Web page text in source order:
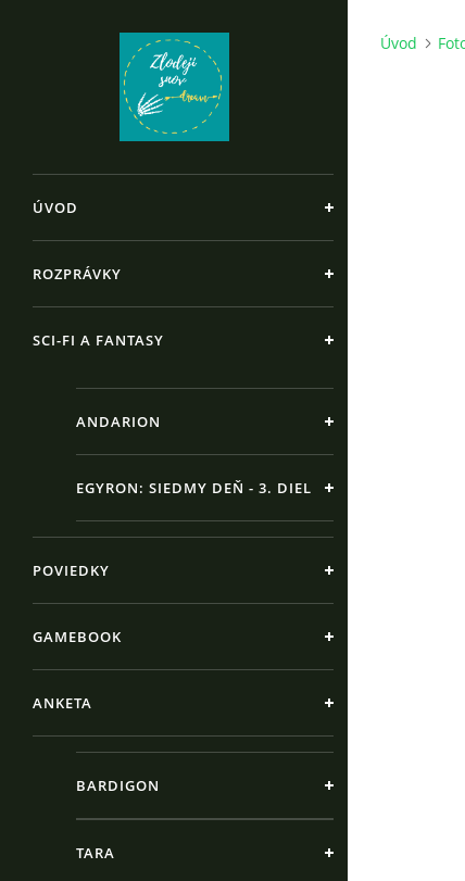
ÚVOD
ROZPRÁVKY
SCI-FI A FANTASY
ANDARION
EGYRON: SIEDMY DEŇ - 3. DIEL
POVIEDKY
GAMEBOOK
ANKETA
BARDIGON
TARA
Úvod